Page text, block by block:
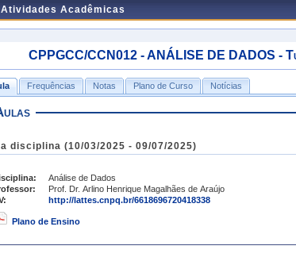
Acadêmicas
CPPGCC/CCN012 - ANÁLISE DE DADOS -
Frequências Notas Plano de Curso Notícias
disciplina (10/03/2025 - 09/07/2025)
Análise de Dados
Prof. Dr. Arlino Henrique Magalhães de Araújo
http://lattes.cnpq.br/6618696720418338
Plano de Ensino